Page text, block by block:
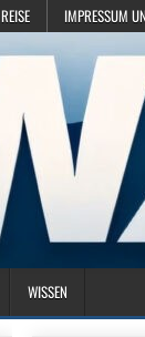
REISE IMPRESSUM
WISSEN